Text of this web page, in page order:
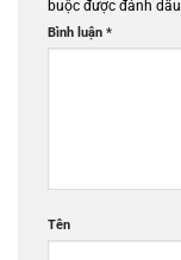
buộc được đánh dấu
Bình luận *
Tên